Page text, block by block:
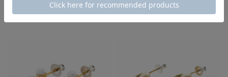
同じカテゴリのアイテム